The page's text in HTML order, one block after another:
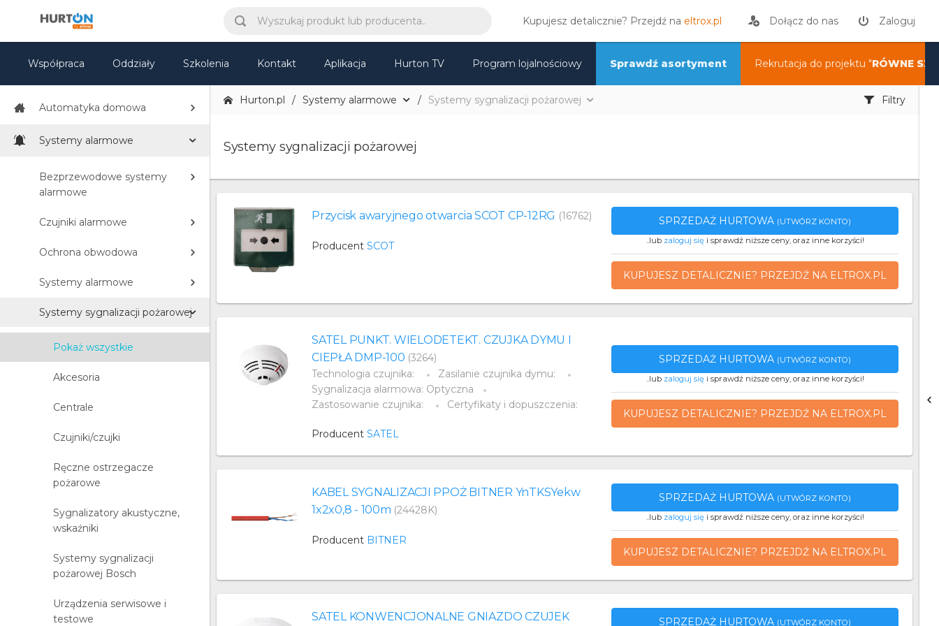
Kupujesz detalicznie? Przejdź na eltrox.pl Dołącz do nas Zaloguj
Współpraca Oddziały Szkolenia Kontakt Aplikacja Hurton TV Program lojalnościowy Sprawdź asortyment Rekrutacja do projektu "RÓWNE
Sprzęt IT
Automatyka domowa
Systemy alarmowe
Bezprzewodowe systemy
alarmowe
Czujniki alarmowe
Ochrona obwodowa
Systemy alarmowe
Systemy sygnalizacji pożarowej
Pokaż wszystkie
Akcesoria
Centrale
Czujniki/czujki
Ręczne ostrzegacze
pożarowe
Sygnalizatory akustyczne,
wskaźniki
Systemy sygnalizacji
pożarowej Bosch
Urządzenia serwisowe i
testowe
Hurton.pl Systemy alarmowe Systemy sygnalizacji pożarowej Filtry
Systemy sygnalizacji pożarowej
Przycisk awaryjnego otwarcia SCOT CP-12RG (16762)
Producent SCOT
SPRZEDAŻ HURTOWA (UTWÓRZ KONTO)
..lub zaloguj sięi sprawdź niższe ceny, oraz inne korzyści!
KUPUJESZ DETALICZNIE? PRZEJDŹ NA ELTROX.PL
SATEL PUNKT. WIELODETEKT. CZUJKA DYMU I
CIEPŁA DMP-100 (3264)
Technologia czujnika:
Zasilanie czujnika dymu:
Sygnalizacja alarmowa: Optyczna
Zastosowanie czujnika:
Certyfikaty i dopuszczenia:
Producent SATEL
SPRZEDAŻ HURTOWA (UTWÓRZ KONTO)
..lub zaloguj sięi sprawdź niższe ceny, oraz inne korzyści!
KUPUJESZ DETALICZNIE? PRZEJDŹ NA ELTROX.PL
KABEL SYGNALIZACJI PPOŻ BITNER YnTKSYekw
1x2x0,8 - 100m (24428K)
Producent BITNER
SPRZEDAŻ HURTOWA (UTWÓRZ KONTO)
..lub zaloguj sięi sprawdź niższe ceny, oraz inne korzyści!
KUPUJESZ DETALICZNIE? PRZEJDŹ NA ELTROX.PL
SATEL KONWENCJONALNE GNIAZDO CZUJEK SPRZEDAŻ HURTOWA (UTWÓRZ KONTO)